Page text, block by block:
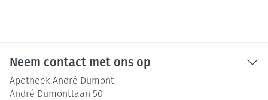
Neem contact met ons op
Apotheek André Dumont
André Dumontlaan 50